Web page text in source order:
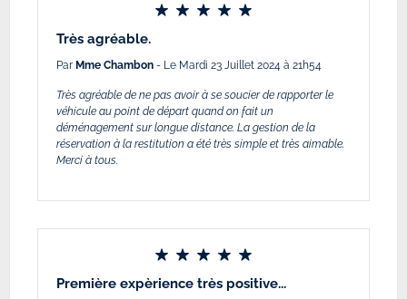
Très agréable.
Par Mme Chambon - Le Mardi 23 Juillet 2024 à 21h54
Très agréable de ne pas avoir à se soucier de rapporter le
véhicule au point de départ quand on fait un
déménagement sur longue distance. La gestion de la
réservation à la restitution a été très simple et très aimable.
Merci à tous.
Première expèrience très positive...